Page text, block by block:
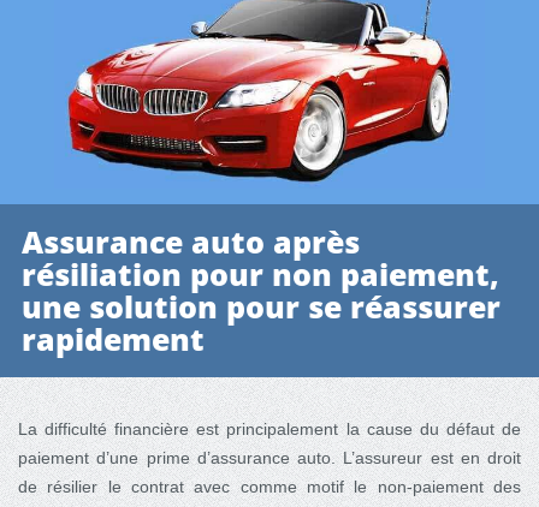
Assurance auto après
résiliation pour non paiement,
une solution pour se réassurer
rapidement
La difficulté financière est principalement la cause du défaut de
paiement d’une prime d’assurance auto. L’assureur est en droit
de résilier le contrat avec comme motif le non-paiement des